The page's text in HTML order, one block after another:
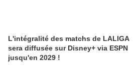
L'intégralité des matchs de LALIGA
sera diffusée sur Disney+ via ESPN
jusqu'en 2029 !